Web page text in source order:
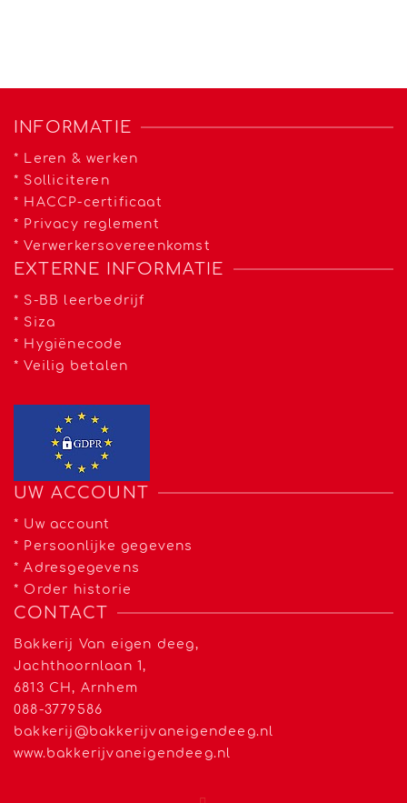
INFORMATIE
* Leren & werken
* Solliciteren
* HACCP-certificaat
* Privacy reglement
*Verwerkersovereenkomst
EXTERNE INFORMATIE
* S-BB leerbedrijf
* Siza
* Hygiënecode
*Veilig betalen
UW ACCOUNT
* Uw account
* Persoonlijke gegevens
*Adresgegevens
* Order historie
CONTACT
Bakkerij Van eigen deeg,
Jachthoornlaan 1,
6813 CH, Arnhem
088-3779586
bakkerij@bakkerijvaneigendeeg.nl
www.bakkerijvaneigendeeg.nl